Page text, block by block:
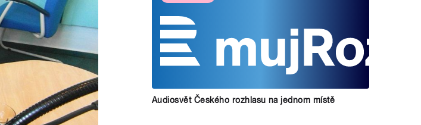
Audiosvět Českého rozhlasu na jednom místě